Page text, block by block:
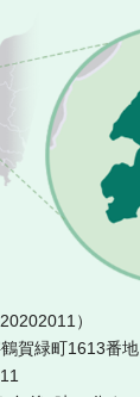
）
賀緑町1613番地